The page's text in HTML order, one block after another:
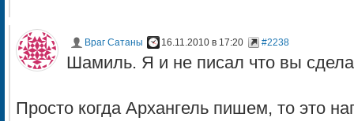
Враг Сатаны 16.11.2010 в 17:20 #2238
Шамиль. Я и не писал что вы
Просто когда Архангель пишем, то это